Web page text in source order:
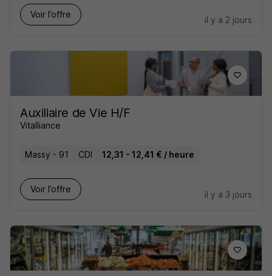
Voir l’offre
il y a 2 jours
Auxiliaire de Vie H/F
Vitalliance
Massy - 91 CDI 12,31 - 12,41 € / heure
Voir l’offre
il y a 3 jours